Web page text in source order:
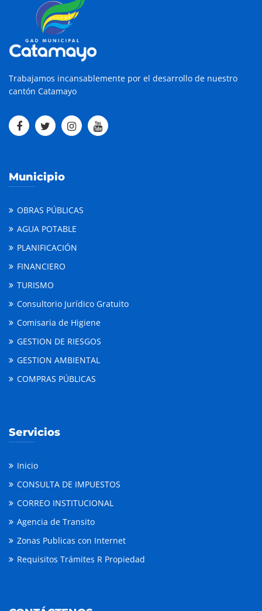
Trabajamos incansablemente por el desarrollo de nuestro
cantón Catamayo
Municipio
OBRAS PÚBLICAS
AGUA POTABLE
PLANIFICACIÓN
FINANCIERO
TURISMO
Consultorio Jurídico Gratuito
Comisaria de Higiene
GESTION DE RIESGOS
GESTION AMBIENTAL
COMPRAS PÚBLICAS
Servicios
Inicio
CONSULTA DE IMPUESTOS
CORREO INSTITUCIONAL
Agencia de Transito
Zonas Publicas con Internet
Requisitos Trámites R Propiedad